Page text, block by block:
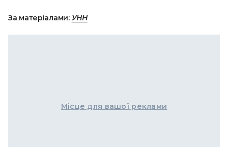
За матеріалами: УНН
Місце для вашої реклами